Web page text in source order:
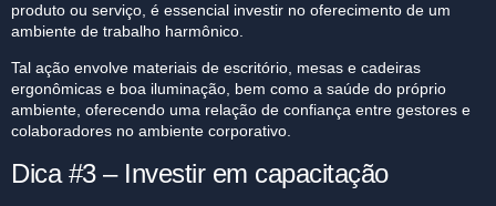
produto ou serviço, é essencial investir no oferecimento de um
ambiente de trabalho harmônico.
Tal ação envolve materiais de escritório, mesas e cadeiras
ergonômicas e boa iluminação, bem como a saúde do próprio
ambiente, oferecendo uma relação de confiança entre gestores e
colaboradores no ambiente corporativo.
Dica #3 – Investir em capacitação